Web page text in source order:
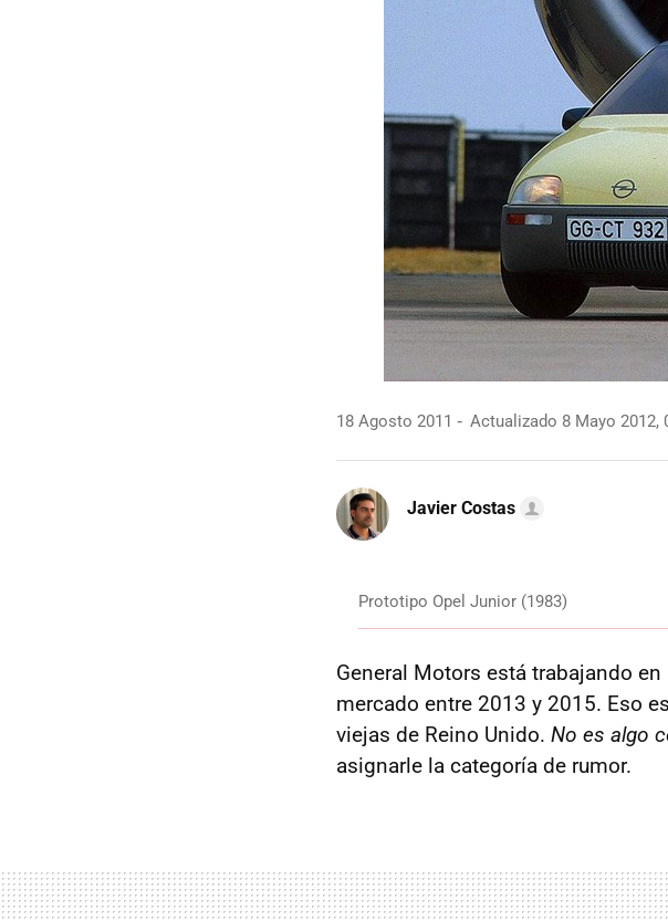
18 Agosto 2011 Actualizado 8 Mayo 2012,
Javier Costas
Prototipo Opel Junior (1983)
General Motors está trabajando
mercado entre 2013 y 2015. Eso
viejas de Reino Unido. No es algo
asignarle la categoría de rumor.